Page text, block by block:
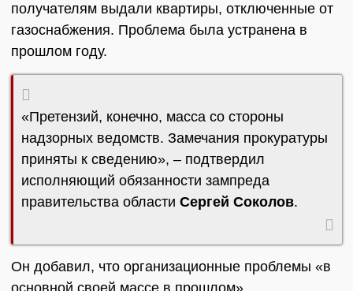
получателям выдали квартиры, отключенные от
газоснабжения. Проблема была устранена в
прошлом году.
«Претензий, конечно, масса со стороны
надзорных ведомств. Замечания прокуратуры
приняты к сведению», – подтвердил
исполняющий обязанности зампреда
правительства области Сергей Соколов.
Он добавил, что организационные проблемы «в